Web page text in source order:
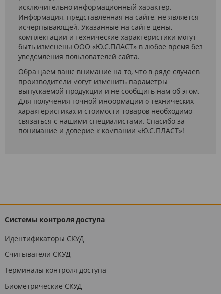
исключительно информационный характер.
Информация, представленная на сайте, не является
исчерпывающей. Указанные на сайте цены,
комплектации и технические характеристики могут
быть изменены ООО «Ю.С.ПЛАСТ» в любое время без
уведомления пользователей сайта.
Обращаем ваше внимание на то, что в ряде случаев
производители могут изменить параметры
выпускаемой продукции и не сообщить нам об этом.
Для получения точной информации о технических
характеристиках и стоимости товаров необходимо
связаться с нашими специалистами. Спасибо за
понимание и доверие к компании «Ю.С.ПЛАСТ»!
Системы контроля доступа
Идентификаторы СКУД
Считыватели СКУД
Терминалы контроля доступа
Биометрические СКУД